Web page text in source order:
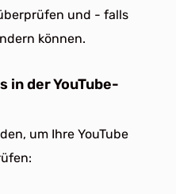
und - falls
können.
in der YouTube-
um Ihre YouTube